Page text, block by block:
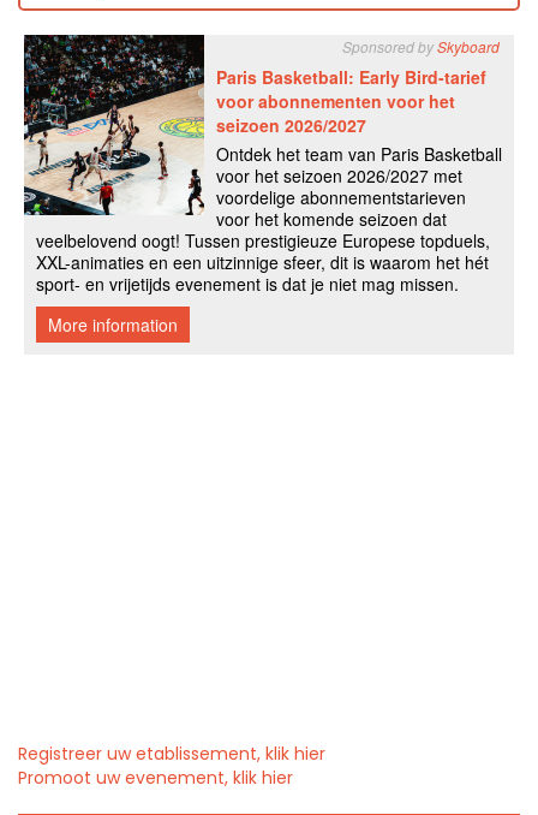
Registreer uw etablissement, klik hier
Promoot uw evenement, klik hier